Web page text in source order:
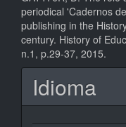
periodical 'Cadernos
publishing in the
century. History of
n.1, p.29-37, 2015.
Idioma